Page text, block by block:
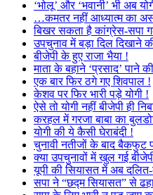
‘भोलू’ और ‘भवानी’ भी अब
…कमतर नहीं आध्यात्म का
बिखर सकता है कांग्रेस-सपा
उपचुनाव में बड़ा दिल दिखाने
बीजेपी के हुए राजा भैया !
माता के बहाने ‘प्रसाद’ पाने
एक बार फिर ठगे गए शिवपाल !
केशव पर फिर भारी पड़े योगी !
ऐसे तो योगी नहीं बीजेपी ही
करहल में गरजा बाबा का
योगी की ये कैसी घेराबंदी !
चुनावी नतीजों के बाद बैकफुट
क्या उपचुनावों में खुल गई
यूपी की सियासत में अब
सपा ने “छद्म सियासत” से